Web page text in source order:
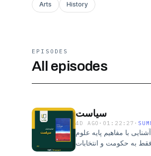
Arts History
EPISODES
All episodes
سیاست
4D AGO · 01:22:27 ·
با مفاهیم پایه علوم
به حکومت و انتخابات